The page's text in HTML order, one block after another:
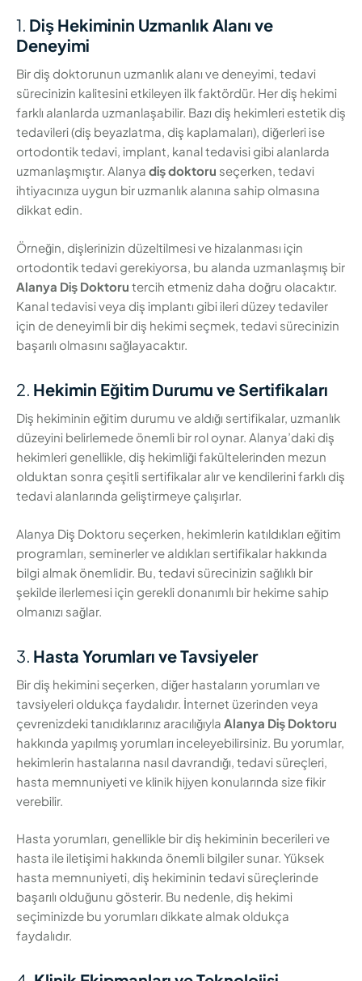
1. Diş Hekiminin Uzmanlık Alanı ve
Deneyimi
Bir diş doktorunun uzmanlık alanı ve deneyimi, tedavi
sürecinizin kalitesini etkileyen ilk faktördür. Her diş hekimi
farklı alanlarda uzmanlaşabilir. Bazı diş hekimleri estetik diş
tedavileri (diş beyazlatma, diş kaplamaları), diğerleri ise
ortodontik tedavi, implant, kanal tedavisi gibi alanlarda
uzmanlaşmıştır. Alanya diş doktoru seçerken, tedavi
ihtiyacınıza uygun bir uzmanlık alanına sahip olmasına
dikkat edin.
Örneğin, dişlerinizin düzeltilmesi ve hizalanması için
ortodontik tedavi gerekiyorsa, bu alanda uzmanlaşmış bir
Alanya Diş Doktoru tercih etmeniz daha doğru olacaktır.
Kanal tedavisi veya diş implantı gibi ileri düzey tedaviler
için de deneyimli bir diş hekimi seçmek, tedavi sürecinizin
başarılı olmasını sağlayacaktır.
2. Hekimin Eğitim Durumu ve Sertifikaları
Diş hekiminin eğitim durumu ve aldığı sertifikalar, uzmanlık
düzeyini belirlemede önemli bir rol oynar. Alanya’daki diş
hekimleri genellikle, diş hekimliği fakültelerinden mezun
olduktan sonra çeşitli sertifikalar alır ve kendilerini farklı diş
tedavi alanlarında geliştirmeye çalışırlar.
Alanya Diş Doktoru seçerken, hekimlerin katıldıkları eğitim
programları, seminerler ve aldıkları sertifikalar hakkında
bilgi almak önemlidir. Bu, tedavi sürecinizin sağlıklı bir
şekilde ilerlemesi için gerekli donanımlı bir hekime sahip
olmanızı sağlar.
3. Hasta Yorumları ve Tavsiyeler
Bir diş hekimini seçerken, diğer hastaların yorumları ve
tavsiyeleri oldukça faydalıdır. İnternet üzerinden veya
çevrenizdeki tanıdıklarınız aracılığıyla Alanya Diş Doktoru
hakkında yapılmış yorumları inceleyebilirsiniz. Bu yorumlar,
hekimlerin hastalarına nasıl davrandığı, tedavi süreçleri,
hasta memnuniyeti ve klinik hijyen konularında size fikir
verebilir.
Hasta yorumları, genellikle bir diş hekiminin becerileri ve
hasta ile iletişimi hakkında önemli bilgiler sunar. Yüksek
hasta memnuniyeti, diş hekiminin tedavi süreçlerinde
başarılı olduğunu gösterir. Bu nedenle, diş hekimi
seçiminizde bu yorumları dikkate almak oldukça
faydalıdır.